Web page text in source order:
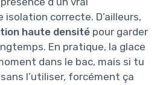
isolation correcte. D’ailleurs,
haute densité pour garder
En pratique, la glace
dans le bac, mais si tu
l’utiliser, forcément ça